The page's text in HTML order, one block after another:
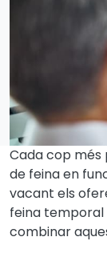
Cada cop més
de feina en
vacant els
feina
combinar